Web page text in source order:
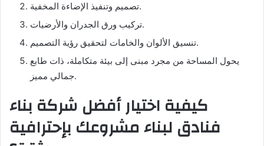
تصميم وتنفيذ الإضاءة المخفية.
تركيب ورق الجدران والأرضيات.
تنسيق الألوان والخامات لتحقيق رؤية التصميم.
يحول المساحة من مجرد مبنى إلى بيئة متكاملة، ذات طابع
جمالي مميز.
كيفية اختيار أفضل شركة بناء
فنادق لبناء مشروعك بإحترافية